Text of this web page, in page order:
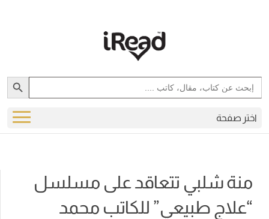
Search
for:
Search Button
اختر صفحة
منة شلبي تتعاقد على مسلسل
“علاج طبيعي” للكاتب محمد